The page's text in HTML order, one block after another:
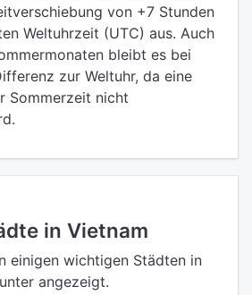
von +7 Stunden
Weltuhrzeit (UTC) aus. Auch
bleibt es bei
zur Weltuhr, da eine
Sommerzeit nicht
in Vietnam
einigen wichtigen Städten in
angezeigt.